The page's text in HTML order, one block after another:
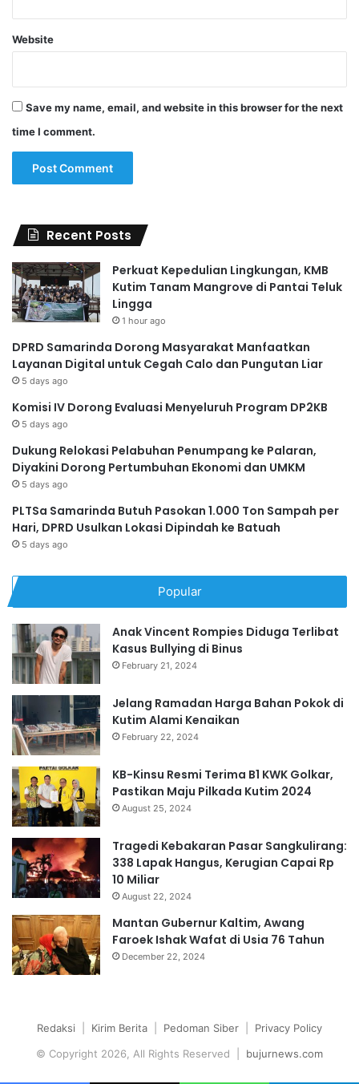
Website
Save my name, email, and website in this browser for the next
time I comment.
Recent Posts
Perkuat Kepedulian Lingkungan, KMB
Kutim Tanam Mangrove di Pantai Teluk
Lingga
1 hour ago
DPRD Samarinda Dorong Masyarakat Manfaatkan
Layanan Digital untuk Cegah Calo dan Pungutan Liar
5 days ago
Komisi IV Dorong Evaluasi Menyeluruh Program DP2KB
5 days ago
Dukung Relokasi Pelabuhan Penumpang ke Palaran,
Diyakini Dorong Pertumbuhan Ekonomi dan UMKM
5 days ago
PLTSa Samarinda Butuh Pasokan 1.000 Ton Sampah per
Hari, DPRD Usulkan Lokasi Dipindah ke Batuah
5 days ago
Popular
Anak Vincent Rompies Diduga Terlibat
Kasus Bullying di Binus
February 21, 2024
Jelang Ramadan Harga Bahan Pokok di
Kutim Alami Kenaikan
February 22, 2024
KB-Kinsu Resmi Terima B1 KWK Golkar,
Pastikan Maju Pilkada Kutim 2024
August 25, 2024
Tragedi Kebakaran Pasar Sangkulirang:
338 Lapak Hangus, Kerugian Capai Rp
10 Miliar
August 22, 2024
Mantan Gubernur Kaltim, Awang
Faroek Ishak Wafat di Usia 76 Tahun
December 22, 2024
Redaksi Kirim Berita Pedoman Siber
Privacy Policy
© Copyright 2026, All Rights Reserved | bujurnews.com